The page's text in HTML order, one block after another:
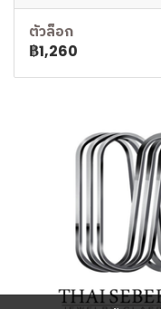
ตัวล็อก
฿1,260